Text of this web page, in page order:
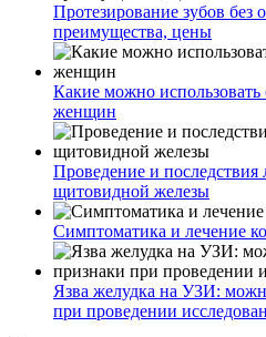
Протезирование зубов без
преимущества, цены
Какие можно
женщин
Проведение и последствия
щитовидной железы
Симптоматика и лечение
Язва желудка на УЗИ:
при проведении